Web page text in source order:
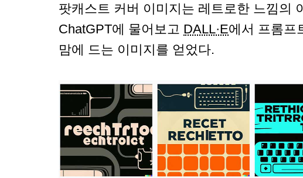
팟캐스트 커버 이미지는 레트로한 느낌의
ChatGPT에 물어보고 DALL·E에서 프롬프
맘에 드는 이미지를 얻었다.